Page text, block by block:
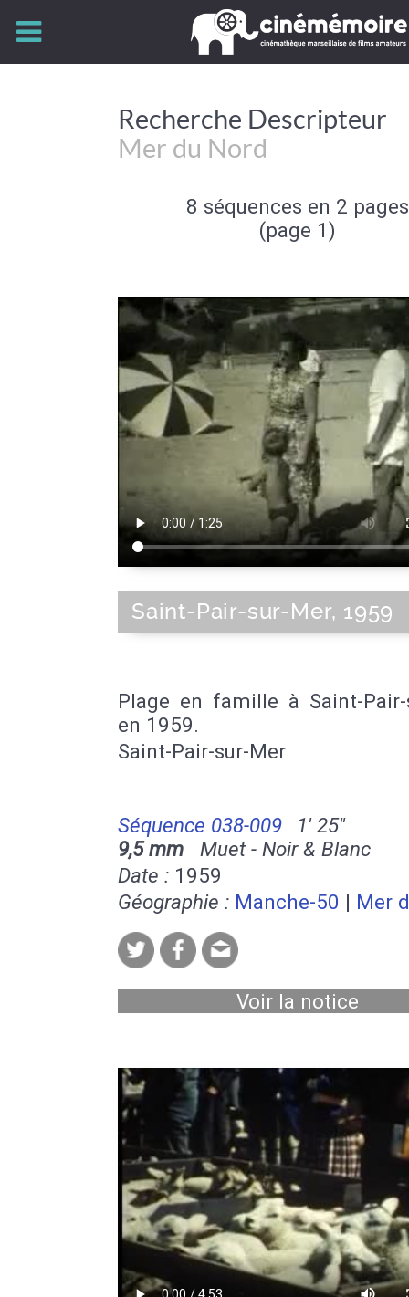
Recherche Descripteur
Mer du Nord
8 séquences en 2 pages
(page 1)
Saint-Pair-sur-Mer, 1959
Plage en famille à Saint-Pair-
en 1959.
Saint-Pair-sur-Mer
Séquence 038-009
1' 25''
9,5 mm Muet - Noir & Blanc
Date : 1959
Géographie : Manche-50 | Mer
Voir la notice